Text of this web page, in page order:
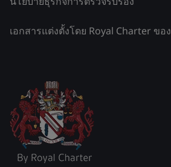
เอกสารแต่งตั้งโดย Royal Charter ของ